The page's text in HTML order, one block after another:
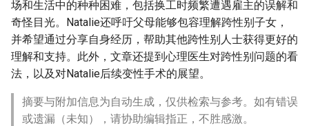
场和生活中的种种困难，包括换工时频繁遭遇雇主的误解和
奇怪目光。Natalie还呼吁父母能够包容理解跨性别子女，
并希望通过分享自身经历，帮助其他跨性别人士获得更好的
理解和支持。此外，文章还提到心理医生对跨性别问题的看
法，以及对Natalie后续变性手术的展望。
摘要与附加信息为自动生成，仅供检索与参考。如有错误
或遗漏（未知），请协助编辑指正，不胜感激。